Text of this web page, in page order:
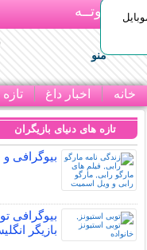
بـیتوتــه
منو
خانه اخبار داغ تازه
تازه های دنیای بازیگران
بیوگرافی
بیوگرافی
بازیگر